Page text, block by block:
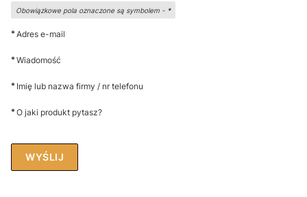
Obowiązkowe pola oznaczone są symbolem - *
*Adres e-mail
*Wiadomość
* Imię lub nazwa firmy / nr telefonu
*O jaki produkt pytasz?
WYŚLIJ